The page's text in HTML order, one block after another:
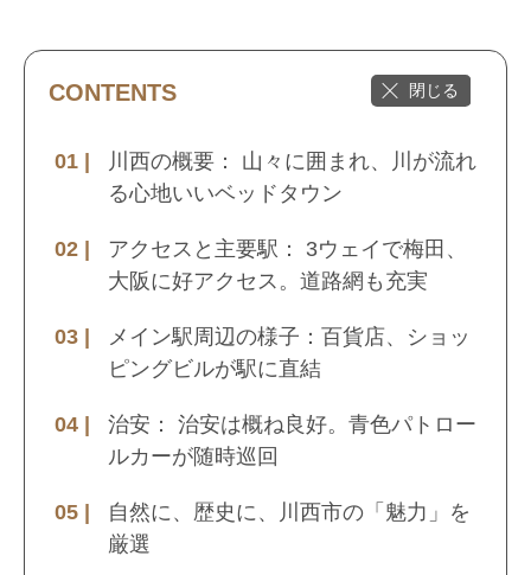
CONTENTS
川西の概要： 山々に囲まれ、川が流れ
る心地いいベッドタウン
アクセスと主要駅： 3ウェイで梅田、
大阪に好アクセス。道路網も充実
メイン駅周辺の様子：百貨店、ショッ
ピングビルが駅に直結
治安： 治安は概ね良好。青色パトロー
ルカーが随時巡回
自然に、歴史に、川西市の「魅力」を
厳選